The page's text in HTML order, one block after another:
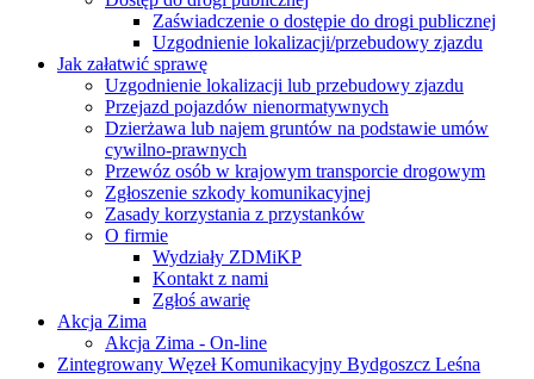
Zaświadczenie o dostępie do drogi publicznej
Uzgodnienie lokalizacji/przebudowy zjazdu
Jak załatwić sprawę
Uzgodnienie lokalizacji lub przebudowy zjazdu
Przejazd pojazdów nienormatywnych
Dzierżawa lub najem gruntów na podstawie umów
cywilno-prawnych
Przewóz osób w krajowym transporcie drogowym
Zgłoszenie szkody komunikacyjnej
Zasady korzystania z przystanków
O firmie
Wydziały ZDMiKP
Kontakt z nami
Zgłoś awarię
Akcja Zima
Akcja Zima - On-line
Zintegrowany Węzeł Komunikacyjny Bydgoszcz Leśna